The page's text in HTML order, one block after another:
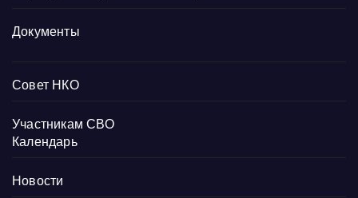
Документы
Совет НКО
Участникам СВО
Календарь
Новости